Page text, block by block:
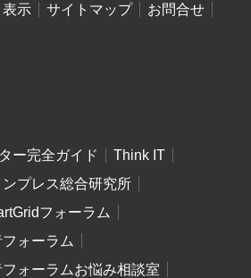
示
サイトマップ
お問合せ
ー完全ガイド
Think IT
ンプレス総合研究所
フォーラム
ォーラム
ォーラムお悩み相談室